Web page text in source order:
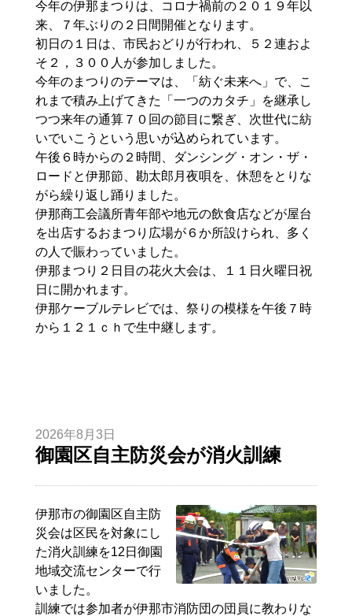
今年の伊那まつりは、コロナ禍前の２０１９年以
来、７年ぶりの２日間開催となります。
初日の１日は、市民おどりが行われ、５２連およ
そ２，３００人が参加しました。
今年のまつりのテーマは、「紡ぐ未来へ」で、こ
れまで積み上げてきた「一つのカタチ」を継承し
つつ来年の通算７０回の節目に繋ぎ、次世代に紡
いでいこうという思いが込められています。
午後６時からの２時間、ダンシング・オン・ザ・
ロードと伊那節、勘太郎月夜唄を、休憩をとりな
がら繰り返し踊りました。
伊那商工会議所青年部や地元の飲食店などが屋台
を出店するおまつり広場が６か所設けられ、多く
の人で賑わっていました。
伊那まつり２日目の花火大会は、１１日火曜日祝
日に開かれます。
伊那ケーブルテレビでは、祭りの模様を午後７時
から１２１ｃｈで生中継します。
2026年8月3日
御園区自主防災会が消火訓練
伊那市の御園区自主防
災会は区民を対象にし
た消火訓練を12日御園
地域交流センターで行
いました。
訓練では参加者が伊那市消防団の団員に教わりな